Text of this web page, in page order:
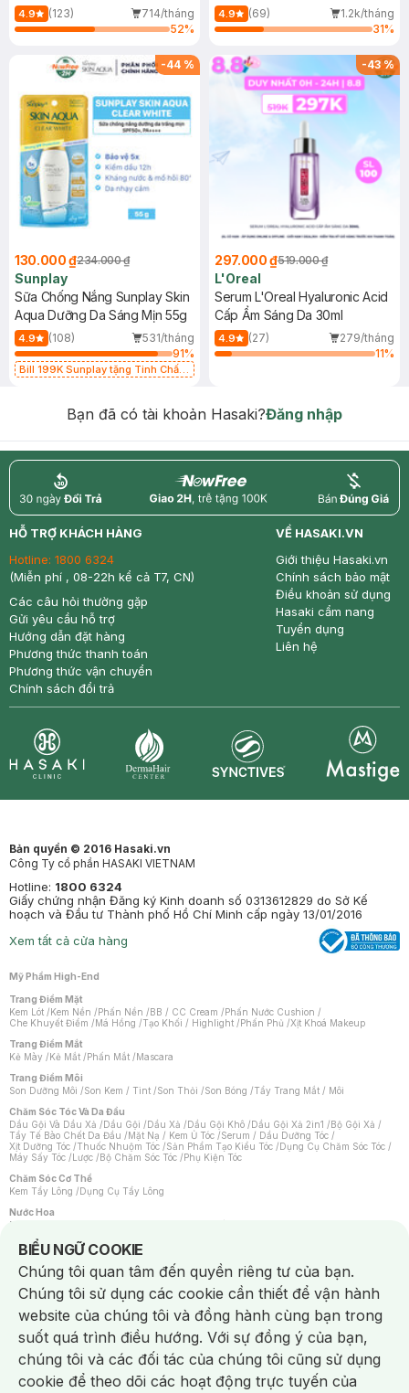
4.9 (123)
714/tháng
52%
(Mới)
4.9 (69)
1.2k/tháng
31%
-44 %
130.000 ₫234.000 ₫
Sunplay
Sữa Chống Nắng Sunplay Skin
Aqua Dưỡng Da Sáng Mịn 55g
4.9 (108)
531/tháng
91%
Bill 199K Sunplay tặng Tinh Chất
-43%
297.000 ₫519.000 ₫
L'Oreal
Serum L'Oreal Hyaluronic Acid
Cấp Ẩm Sáng Da 30ml
4.9 (27)
279/tháng
11%
Bạn đã có tài khoản Hasaki?Đăng nhập
return nowfree price
HỖ TRỢ KHÁCH HÀNG
Hotline: 1800 6324
(Miễn phí , 08-22h kể cả T7, CN)
Các câu hỏi thường gặp
Gửi yêu cầu hỗ trợ
Hướng dẫn đặt hàng
Phương thức thanh toán
Phương thức vận chuyển
Chính sách đổi trả
VỀ HASAKI.VN
Giới thiệu Hasaki.vn
Chính sách bảo mật
Điều khoản sử dụng
Hasaki cẩm nang
Tuyển dụng
Liên hệ
Bản quyền © 2016 Hasaki.vn
Công Ty cổ phần HASAKI VIETNAM
Hotline: 1800 6324
Giấy chứng nhận Đăng ký Kinh doanh số 0313612829 do Sở Kế
hoạch và Đầu tư Thành phố Hồ Chí Minh cấp ngày 13/01/2016
Xem tất cả cửa hàng
Mỹ Phẩm High-End
Trang Điểm Mặt
Kem Lót /Kem Nền /Phấn Nền /BB / CC Cream /Phấn Nước Cushion /
Che Khuyết Điểm /Má Hồng /Tạo Khối / Highlight /Phấn Phủ /Xịt Khoá Makeup
Trang Điểm Mắt
Kẻ Mày /Kẻ Mắt /Phấn Mắt /Mascara
Trang Điểm Môi
Son Dưỡng Môi /Son Kem / Tint /Son Thỏi /Son Bóng /Tẩy Trang Mắt / Môi
Chăm Sóc Tóc Và Da Đầu
Dầu Gội Và Dầu Xả /Dầu Gội /Dầu Xả /Dầu Gội Khô /Dầu Gội Xả 2in1 /Bộ Gội Xả /
Tẩy Tế Bào Chết Da Đầu /Mặt Nạ / Kem Ủ Tóc /Serum / Dầu Dưỡng Tóc /
Xịt Dưỡng Tóc /Thuốc Nhuộm Tóc /Sản Phẩm Tạo Kiểu Tóc /Dụng Cụ Chăm Sóc Tóc /
Máy Sấy Tóc /Lược /Bộ Chăm Sóc Tóc /Phụ Kiện Tóc
Chăm Sóc Cơ Thể
Kem Tẩy Lông /Dụng Cụ Tẩy Lông
Nước Hoa
Nước Hoa Nữ
Chăm Sóc Cá Nhân
Chống Muỗi /Khẩu Trang /Máy Massage/Mặt Nạ Xông Hơi /Nước Rửa Tay/
Sản Phẩm Chăm Sóc Khác /Bàn Chải Đánh Răng /Bàn Chải Điện/
Hỗ Trợ Trắng Răng/Kem Đánh Răng /Máy Tăm Nước/ Nước Súc Miệng/
Tăm / Chỉ Nha Khoa/ Xịt Thơm Miệng / Dung Dịch Vệ Sinh/Dưỡng Vùng Kín/
Khăn Ướt Vệ Sinh Vùng Kín/Băng Vệ Sinh/Tampon/Bọt Cạo Râu /Dao Cạo Râu/
Máy Cạo Râu
Vấn Đề Về Da
Da Dầu / Lỗ Chân Lông To/ Da Khô / Mất Nước/ Da Lão Hóa/ Da Mụn/
Da Nhạy Cảm / Kích Ứng
Da Xỉn Màu Thâm / Nám / Tàn Nhang
Quầng Thâm & Bọng Mắt /Sẹo /Viêm Da Cơ Địa
BIỂU NGỮ COOKIE
Notice about cookies usage
Chúng tôi quan tâm đến quyền riêng tư của bạn.
Chúng tôi sử dụng các cookie cần thiết để vận hành
website của chúng tôi và đồng hành cùng bạn trong
suốt quá trình điều hướng. Với sự đồng ý của bạn,
chúng tôi và các đối tác của chúng tôi cũng sử dụng
cookie để theo dõi các hoạt động trực tuyến của